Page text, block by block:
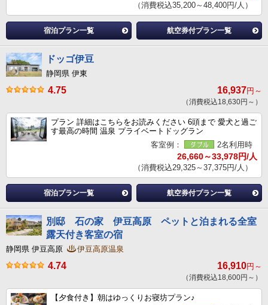
（消費税込35,200～48,400円/人）
宿泊プラン一覧 航空券付プラン一覧
ドッゴ伊豆
静岡県 伊東
4.75 16,937円～
（消費税込18,630円～）
プラン 詳細はこちらをお読みください 6頭まで 愛犬と過ご
す最高の時間 温泉 プライベートドッグラン
客室例：
2名利用時
26,660～33,978円/人
（消費税込29,325～37,375円/人）
宿泊プラン一覧 航空券付プラン一覧
別邸 石の家 伊豆高原 ペットと泊まれる全室
露天付き客室の宿
静岡県 伊豆高原 伊豆高原温泉
4.74 16,910円～
（消費税込18,600円～）
【夕食付き】朝はゆっくりお寝坊プラン♪